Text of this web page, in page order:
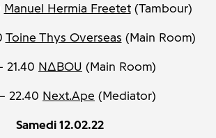
Manuel Hermia Freetet(Tambour)
Toine Thys Overseas (Main Room)
21.40 N∆BOU (Main Room)
22.40 Next.Ape (Mediator)
Samedi 12.02.22